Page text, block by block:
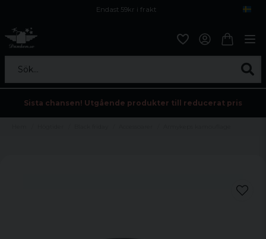
Endast 59kr i frakt
Sök...
Sista chansen! Utgående produkter till reducerat pris